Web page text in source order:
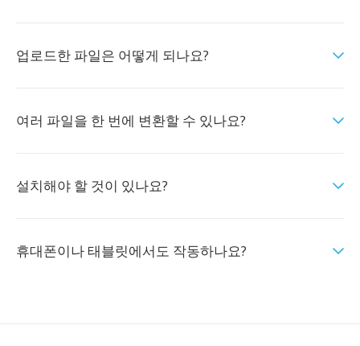
업로드한 파일은 어떻게 되나요?
여러 파일을 한 번에 변환할 수 있나요?
설치해야 할 것이 있나요?
휴대폰이나 태블릿에서도 작동하나요?